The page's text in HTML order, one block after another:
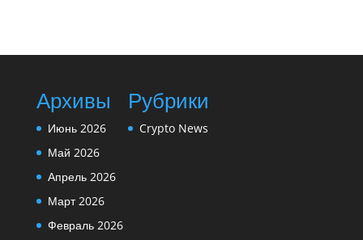
Архивы
Июнь 2026
Май 2026
Апрель 2026
Март 2026
Февраль 2026
Рубрики
Crypto News